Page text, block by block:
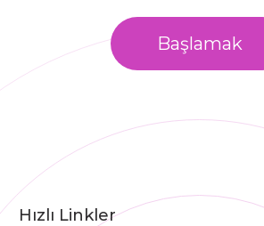
Başlamak
Hızlı Linkler